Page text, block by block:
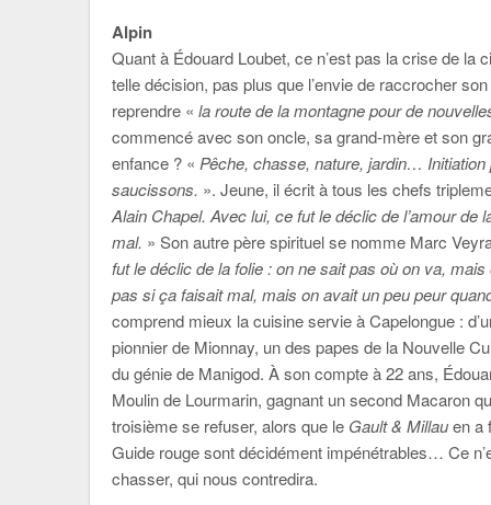
Alpin
Quant à Édouard Loubet, ce n’est pas la crise de la
telle décision, pas plus que l’envie de raccrocher
reprendre « la route de la montagne pour de
commencé avec son oncle, sa grand-mère et son
enfance ? « Pêche, chasse, nature, jardin…
saucissons. ». Jeune, il écrit à tous les chefs
Alain Chapel. Avec lui, ce fut le déclic de l’amour
mal. » Son autre père spirituel se nomme Marc
fut le déclic de la folie : on ne sait pas où on va,
pas si ça faisait mal, mais on avait un peu peur
comprend mieux la cuisine servie à Capelongue :
pionnier de Mionnay, un des papes de la Nouvelle
du génie de Manigod. À son compte à 22 ans,
Moulin de Lourmarin, gagnant un second Macaron
troisième se refuser, alors que le Gault & Millauen a
Guide rouge sont décidément impénétrables… Ce
chasser, qui nous contredira.